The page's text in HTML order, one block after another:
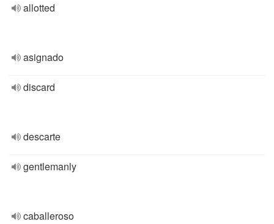
allotted
asignado
discard
descarte
gentlemanly
caballeroso